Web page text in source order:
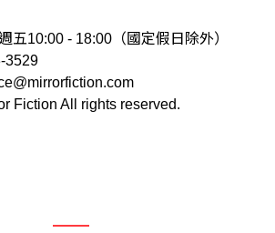
五10:00 - 18:00（國定假日除外）
3529
Fiction All rights reserved.